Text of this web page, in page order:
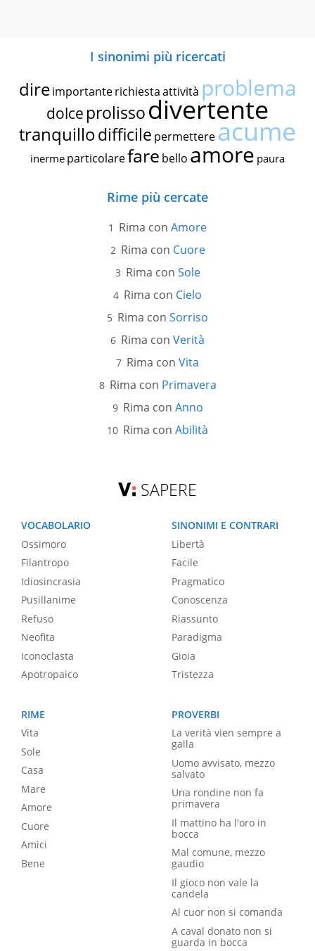
I sinonimi più ricercati
dire importante richiestaattività problema
dolce prolissodivertente
tranquillodifficile permettereacume
inerme particolarefare bello amore paura
Rime più cercate
Rima con Amore
Rima con Cuore
Rima con Sole
Rima con Cielo
Rima con Sorriso
Rima con Verità
Rima con Vita
Rima con Primavera
Rima con Anno
Rima con Abilità
SAPERE
VOCABOLARIO
Ossimoro
Filantropo
Idiosincrasia
Pusillanime
Refuso
Neofita
Iconoclasta
Apotropaico
SINONIMI E CONTRARI
Libertà
Facile
Pragmatico
Conoscenza
Riassunto
Paradigma
Gioia
Tristezza
RIME
Vita
Sole
Casa
Mare
Amore
Cuore
Amici
Bene
PROVERBI
La verità vien sempre a
galla
Uomo avvisato, mezzo
salvato
Una rondine non fa
primavera
Il mattino ha l'oro in
bocca
Mal comune, mezzo
gaudio
Il gioco non vale la
candela
Al cuor non si comanda
A caval donato non si
guarda in bocca